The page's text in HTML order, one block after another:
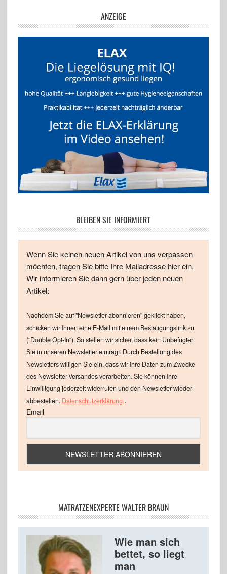
ANZEIGE
BLEIBEN SIE INFORMIERT
Wenn Sie keinen neuen Artikel von uns verpassen
möchten, tragen Sie bitte Ihre Mailadresse hier ein.
Wir informieren Sie dann gern über jeden neuen
Artikel:
Nachdem Sie auf "Newsletter abonnieren" geklickt haben,
schicken wir Ihnen eine E-Mail mit einem Bestätigungslink zu
("Double Opt-In"). So stellen wir sicher, dass kein Unbefugter
Sie in unseren Newsletter einträgt. Durch Bestellung des
Newsletters willigen Sie ein, dass wir Ihre Daten zum Zwecke
des Newsletter-Versandes verarbeiten. Sie können Ihre
Einwilligung jederzeit widerrufen und den Newsletter wieder
abbestellen. Datenschutzerklärung .
Email
MATRATZENEXPERTE WALTER BRAUN
Wie man sich
bettet, so liegt
man